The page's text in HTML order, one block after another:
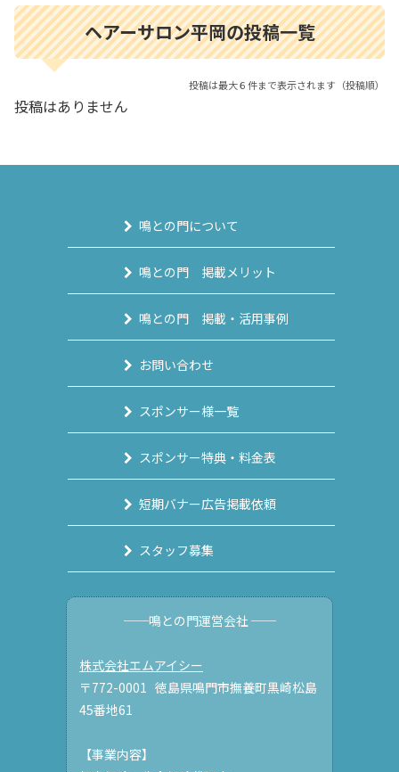
ヘアーサロン平岡の投稿一覧
投稿は最大６件まで表示されます（投稿順）
投稿はありません
鳴との門について
鳴との門 掲載メリット
鳴との門 掲載・活用事例
お問い合わせ
スポンサー様一覧
スポンサー特典・料金表
短期バナー広告掲載依頼
スタッフ募集
──鳴との門運営会社 ──
株式会社エムアイシー
〒772-0001 徳島県鳴門市撫養町黒崎松島
45番地61
【事業内容】